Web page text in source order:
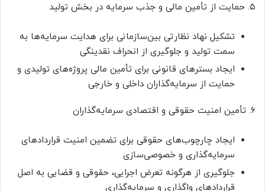
۵. حمایت از تأمین مالی و جذب سرمایه در بخش تولید
تشکیل نهاد نظارتی بین‌سازمانی برای هدایت سرمایه‌ها به
سمت تولید و جلوگیری از انحراف نقدینگی
ایجاد بسترهای قانونی برای تأمین مالی پروژه‌های تولیدی و
حمایت از سرمایه‌گذاران داخلی و خارجی
۶. تأمین امنیت حقوقی و اقتصادی سرمایه‌گذاران
ایجاد چارچوب‌های حقوقی برای تضمین امنیت قراردادهای
سرمایه‌گذاری و خصوصی‌سازی
جلوگیری از هرگونه تعرض اجرایی، حقوقی و قضایی به اصل
قراردادهای واگذاری و سرمایه‌گذاری